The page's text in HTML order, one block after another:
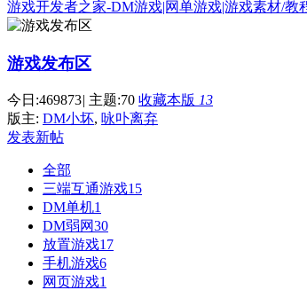
游戏开发者之家-DM游戏|网单游戏|游戏素材/教
游戏发布区
今日:469873| 主题:70 收藏本版 13
版主: DM小坏, 咏卟离弃
发表新帖
全部
三端互通游戏15
DM单机1
DM弱网30
放置游戏17
手机游戏6
网页游戏1